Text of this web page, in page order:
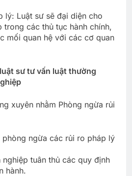
lý: Luật sư sẽ đại diện cho
trong các thủ tục hành chính,
mối quan hệ với các cơ quan
sư tư vấn luật thường
xuyên nhằm Phòng ngừa rủi
phòng ngừa các rủi ro pháp lý
tuân thủ các quy định
hành.